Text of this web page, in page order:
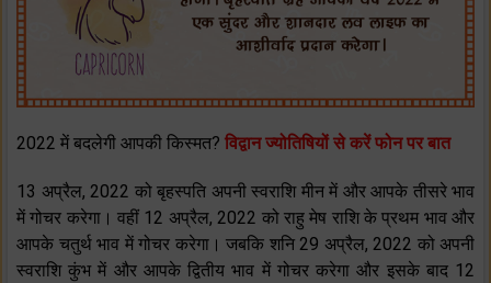
2022 में बदलेगी आपकी किस्मत? विद्वान ज्योतिषियों से करें फोन पर बात
13 अप्रैल, 2022 को बृहस्पति अपनी स्वराशि मीन में और आपके तीसरे भाव
में गोचर करेगा। वहीं 12 अप्रैल, 2022 को राहु मेष राशि के प्रथम भाव और
आपके चतुर्थ भाव में गोचर करेगा। जबकि शनि 29 अप्रैल, 2022 को अपनी
स्वराशि कुंभ में और आपके द्वितीय भाव में गोचर करेगा और इसके बाद 12